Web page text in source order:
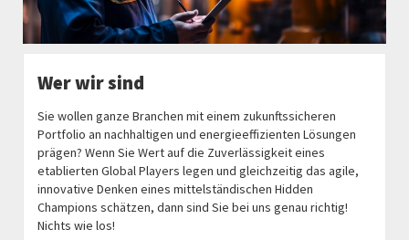
Wer wir sind
Sie wollen ganze Branchen mit einem zukunftssicheren
Portfolio an nachhaltigen und energieeffizienten Lösungen
prägen? Wenn Sie Wert auf die Zuverlässigkeit eines
etablierten Global Players legen und gleichzeitig das agile,
innovative Denken eines mittelständischen Hidden
Champions schätzen, dann sind Sie bei uns genau richtig!
Nichts wie los!